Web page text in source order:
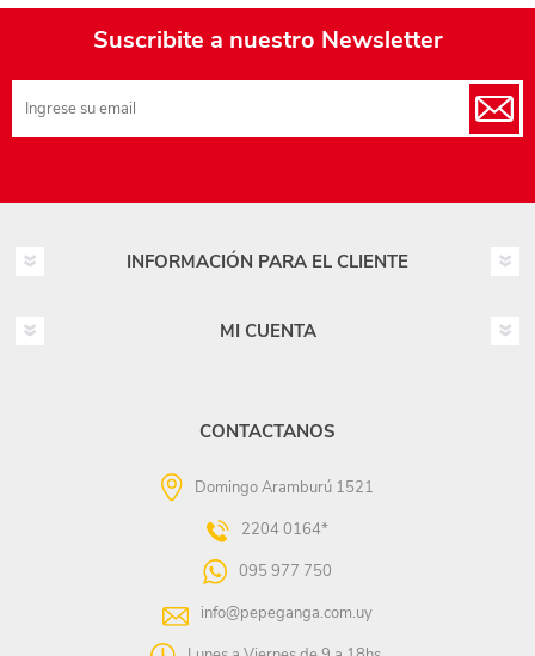
Suscribite a nuestro Newsletter
INFORMACIÓN PARA EL CLIENTE
MI CUENTA
CONTACTANOS
Domingo Aramburú 1521
2204 0164*
095 977 750
info@pepeganga.com.uy